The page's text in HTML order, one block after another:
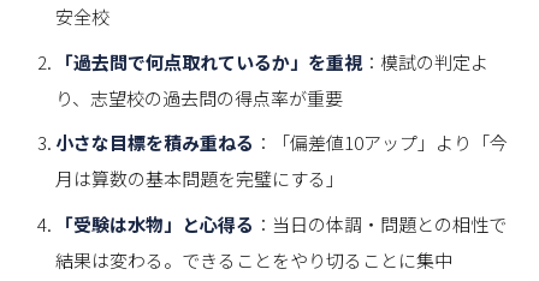
安全校
「過去問で何点取れているか」を重視：模試の判定よ
り、志望校の過去問の得点率が重要
小さな目標を積み重ねる ：「偏差値10アップ」より「今
月は算数の基本問題を完璧にする」
「受験は水物」と心得る ：当日の体調・問題との相性で
結果は変わる。できることをやり切ることに集中